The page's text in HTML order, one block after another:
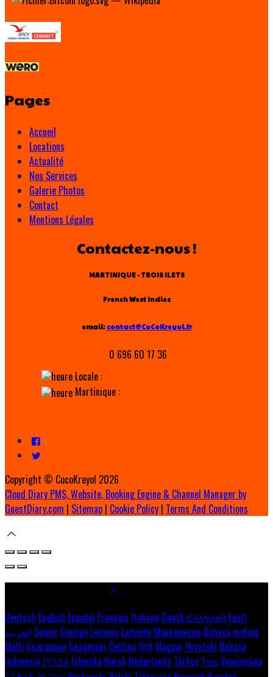
Pages
Accueil
Locations
Actualité
Nos Services
Galerie Photos
Contact
Mentions Légales
Contactez-nous !
MARTINIQUE - TROIS ILETS
French West Indies
email: contact@CoCoKreyol.fr
0 696 60 17 36
Locale :
Martinique :
Copyright © CocoKreyol 2026
Cloud Diary PMS, Website, Booking Engine & Channel Manager by
GuestDiary.com | Sitemap | Cookie Policy | Terms And Conditions
Deutsch English Español Français Italiano Dansk Ελληνικά Eesti
العربية Suomi Gaeilge Lietuvių Latviešu Македонски Bahasa melayu
Malti Български Беларускі Čeština हिंदी Magyar Hrvatski Bahasa
indonesia עברית Íslenska Norsk Nederlands Türkçeไทย Українська